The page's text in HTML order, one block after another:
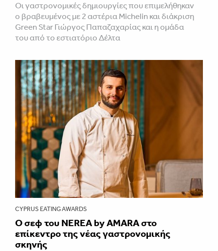
Οι γαστρονομικές δημιουργίες που επιμελήθηκαν
ο βραβευμένος με 2 αστέρια Michelin και διάκριση
Green Star Γιώργος Παπαζαχαρίας και η ομάδα
του από το εστιατόριο Δέλτα
CYPRUS EATING AWARDS
Ο σεφ του NEREA by AMARA στο
επίκεντρο της νέας γαστρονομικής
σκηνής